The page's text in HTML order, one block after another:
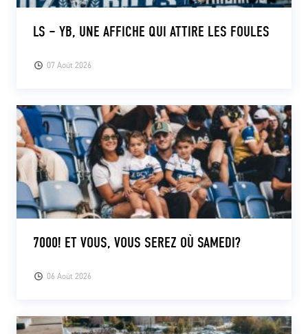
07 Août 2026
LS – YB, UNE AFFICHE QUI ATTIRE LES FOULES
06 Août 2026
7000! ET VOUS, VOUS SEREZ OÙ SAMEDI?